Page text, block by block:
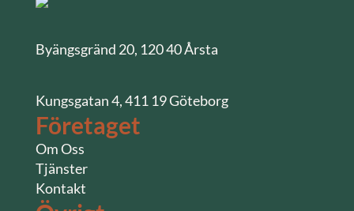
Byängsgränd 20, 120 40 Årsta
Kungsgatan 4, 411 19 Göteborg
Företaget
Om Oss
Tjänster
Kontakt